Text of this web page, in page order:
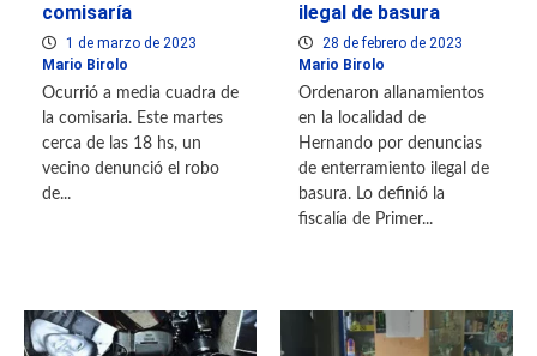
comisaría
1 de marzo de 2023
Mario Birolo
Ocurrió a media cuadra de
la comisaria. Este martes
cerca de las 18 hs, un
vecino denunció el robo
de...
ilegal de basura
28 de febrero de 2023
Mario Birolo
Ordenaron allanamientos
en la localidad de
Hernando por denuncias
de enterramiento ilegal de
basura. Lo definió la
fiscalía de Primer...